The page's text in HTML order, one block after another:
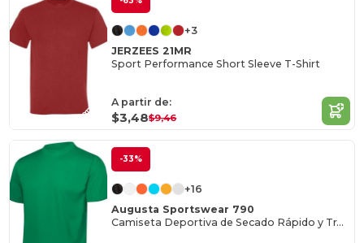
+3
JERZEES 21MR
Sport Performance Short Sleeve T-Shirt
A partir de:
$3,48$9,46
-33%
+16
Augusta Sportswear 790
Camiseta Deportiva de Secado Rápido y Transpirable